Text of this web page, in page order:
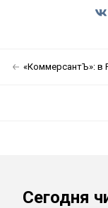
«КоммерсантЪ»: в
Сегодня